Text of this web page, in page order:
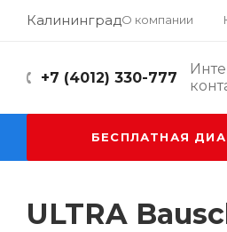
КалининградО компании
+7 (4012) 330-777
БЕСПЛАТНАЯ
ULTRA